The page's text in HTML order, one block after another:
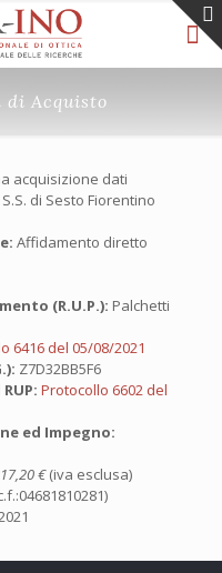
di Acquisto
acquisizione dati
S.S. di Sesto Fiorentino
Affidamento diretto
(R.U.P.): Palchetti
6416 del 05/08/2021
Z7D32BB5F6
Protocollo 6602 del
ed Impegno:
€(iva esclusa)